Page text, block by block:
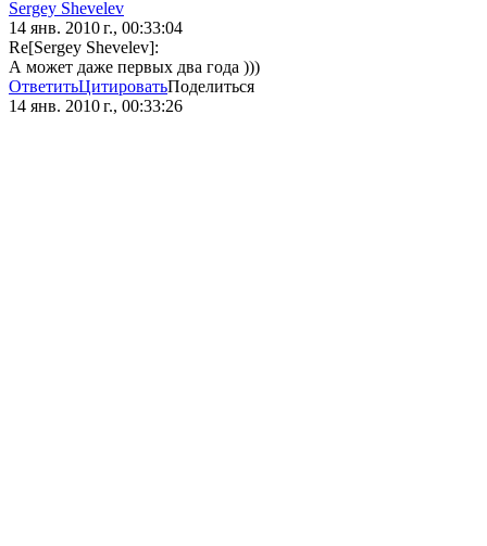
Sergey Shevelev
14 янв. 2010 г., 00:33:04
Re[Sergey Shevelev]:
А может даже первых два года )))
ОтветитьЦитироватьПоделиться
14 янв. 2010 г., 00:33:26